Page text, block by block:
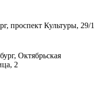
проспект Культуры, 29/1
Октябрьская
2